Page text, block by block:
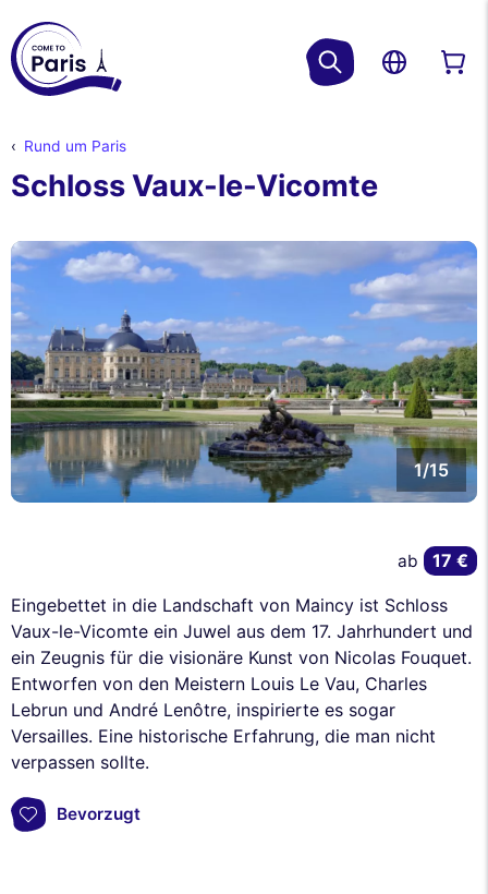
Rund um Paris
Schloss Vaux-le-Vicomte
1/15
Eingebettet in die Landschaft von Maincy ist Schloss
Vaux-le-Vicomte ein Juwel aus dem 17. Jahrhundert und
ein Zeugnis für die visionäre Kunst von Nicolas Fouquet.
Entworfen von den Meistern Louis Le Vau, Charles
Lebrun und André Lenôtre, inspirierte es sogar
Versailles. Eine historische Erfahrung, die man nicht
verpassen sollte.
Bevorzugt
ab 17 €